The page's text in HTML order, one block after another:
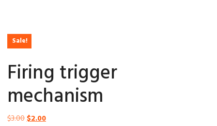
Sale!
Firing trigger
mechanism
$3.00Original
$2.00Current